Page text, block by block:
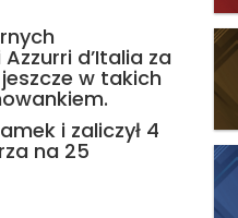
d’Italia za
w takich
i zaliczył 4
na 25